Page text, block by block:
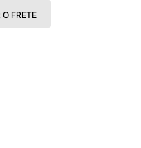
FRETE